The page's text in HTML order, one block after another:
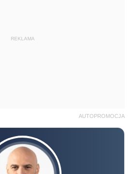
REKLAMA
AUTOPROMOCJA